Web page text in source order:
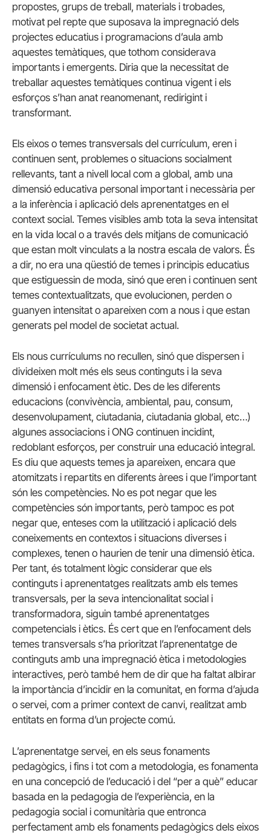
propostes, grups de treball, materials i trobades,
motivat pel repte que suposava la impregnació dels
projectes educatius i programacions d’aula amb
aquestes temàtiques, que tothom considerava
importants i emergents. Diria que la necessitat de
treballar aquestes temàtiques continua vigent i els
esforços s’han anat reanomenant, redirigint i
transformant.
Els eixos o temes transversals del currículum, eren i
continuen sent, problemes o situacions socialment
rellevants, tant a nivell local com a global, amb una
dimensió educativa personal important i necessària per
a la inferència i aplicació dels aprenentatges en el
context social. Temes visibles amb tota la seva intensitat
en la vida local o a través dels mitjans de comunicació
que estan molt vinculats a la nostra escala de valors. És
a dir, no era una qüestió de temes i principis educatius
que estiguessin de moda, sinó que eren i continuen sent
temes contextualitzats, que evolucionen, perden o
guanyen intensitat o apareixen com a nous i que estan
generats pel model de societat actual.
Els nous currículums no recullen, sinó que dispersen i
divideixen molt més els seus continguts i la seva
dimensió i enfocament ètic. Des de les diferents
educacions (convivència, ambiental, pau, consum,
desenvolupament, ciutadania, ciutadania global, etc…)
algunes associacions i ONG continuen incidint,
redoblant esforços, per construir una educació integral.
Es diu que aquests temes ja apareixen, encara que
atomitzats i repartits en diferents àrees i que l’important
són les competències. No es pot negar que les
competències són importants, però tampoc es pot
negar que, enteses com la utilització i aplicació dels
coneixements en contextos i situacions diverses i
complexes, tenen o haurien de tenir una dimensió ètica.
Per tant, és totalment lògic considerar que els
continguts i aprenentatges realitzats amb els temes
transversals, per la seva intencionalitat social i
transformadora, siguin també aprenentatges
competencials i ètics. És cert que en l’enfocament dels
temes transversals s’ha prioritzat l’aprenentatge de
continguts amb una impregnació ètica i metodologies
interactives, però també hem de dir que ha faltat albirar
la importància d’incidir en la comunitat, en forma d’ajuda
o servei, com a primer context de canvi, realitzat amb
entitats en forma d’un projecte comú.
L’aprenentatge servei, en els seus fonaments
pedagògics, i fins i tot com a metodologia, es fonamenta
en una concepció de l’educació i del “per a què” educar
basada en la pedagogia de l’experiència, en la
pedagogia social i comunitària que entronca
perfectament amb els fonaments pedagògics dels eixos